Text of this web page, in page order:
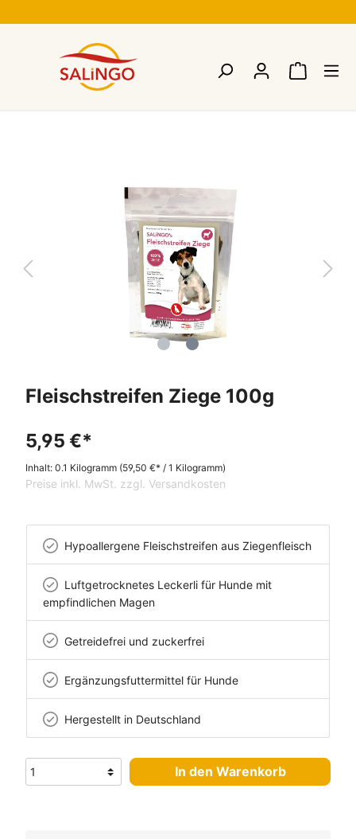
Fleischstreifen Ziege 100g
5,95 €*
Inhalt: 0.1 Kilogramm (59,50 €* / 1 Kilogramm)
Preise inkl. MwSt. zzgl. Versandkosten
Hypoallergene Fleischstreifen aus Ziegenfleisch
Luftgetrocknetes Leckerli für Hunde mit
empfindlichen Magen
Getreidefrei und zuckerfrei
Ergänzungsfuttermittel für Hunde
Hergestellt in Deutschland
In den Warenkorb